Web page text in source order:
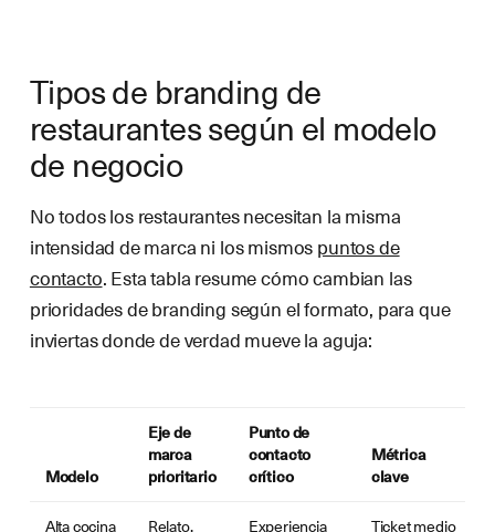
Tipos de branding de
restaurantes según el modelo
de negocio
No todos los restaurantes necesitan la misma
intensidad de marca ni los mismospuntos de
contacto. Esta tabla resume cómo cambian las
prioridades de branding según el formato, para que
inviertas donde de verdad mueve la aguja:
Modelo
Eje de
marca
prioritario
Punto de
contacto
crítico
Métrica
clave
Alta cocina
Relato,
Experiencia
Ticket medio